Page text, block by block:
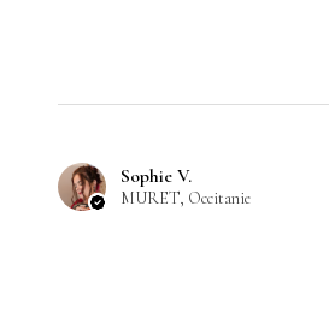
Sophie V.
MURET, Occitanie